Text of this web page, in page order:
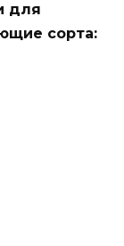
для
сорта: